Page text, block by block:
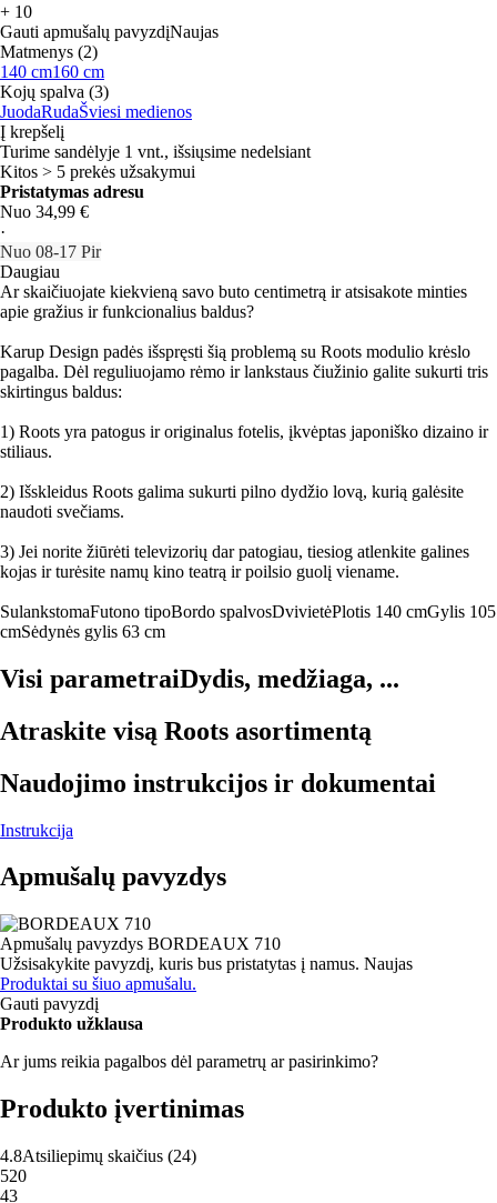
+ 10
Gauti apmušalų pavyzdįNaujas
Matmenys (2)
140 cm160 cm
Kojų spalva (3)
JuodaRudaŠviesi medienos
Į krepšelį
Turime sandėlyje 1 vnt., išsiųsime nedelsiant
Kitos > 5 prekės užsakymui
Pristatymas adresu
Nuo 34,99 €
·
Nuo 08‑17 Pir
Daugiau
Ar skaičiuojate kiekvieną savo buto centimetrą ir atsisakote minties
apie gražius ir funkcionalius baldus?
Karup Design padės išspręsti šią problemą su Roots modulio krėslo
pagalba. Dėl reguliuojamo rėmo ir lankstaus čiužinio galite sukurti tris
skirtingus baldus:
1) Roots yra patogus ir originalus fotelis, įkvėptas japoniško dizaino ir
stiliaus.
2) Išskleidus Roots galima sukurti pilno dydžio lovą, kurią galėsite
naudoti svečiams.
3) Jei norite žiūrėti televizorių dar patogiau, tiesiog atlenkite galines
kojas ir turėsite namų kino teatrą ir poilsio guolį viename.
SulankstomaFutono tipoBordo spalvosDvivietėPlotis 140 cmGylis 105
cmSėdynės gylis 63 cm
Visi parametraiDydis, medžiaga, ...
Atraskite visą Roots asortimentą
Naudojimo instrukcijos ir dokumentai
Instrukcija
Apmušalų pavyzdys
Apmušalų pavyzdys BORDEAUX 710
Užsisakykite pavyzdį, kuris bus pristatytas į namus. Naujas
Produktai su šiuo apmušalu.
Gauti pavyzdį
Produkto užklausa
Ar jums reikia pagalbos dėl parametrų ar pasirinkimo?
Produkto įvertinimas
4.8Atsiliepimų skaičius (24)
520
43